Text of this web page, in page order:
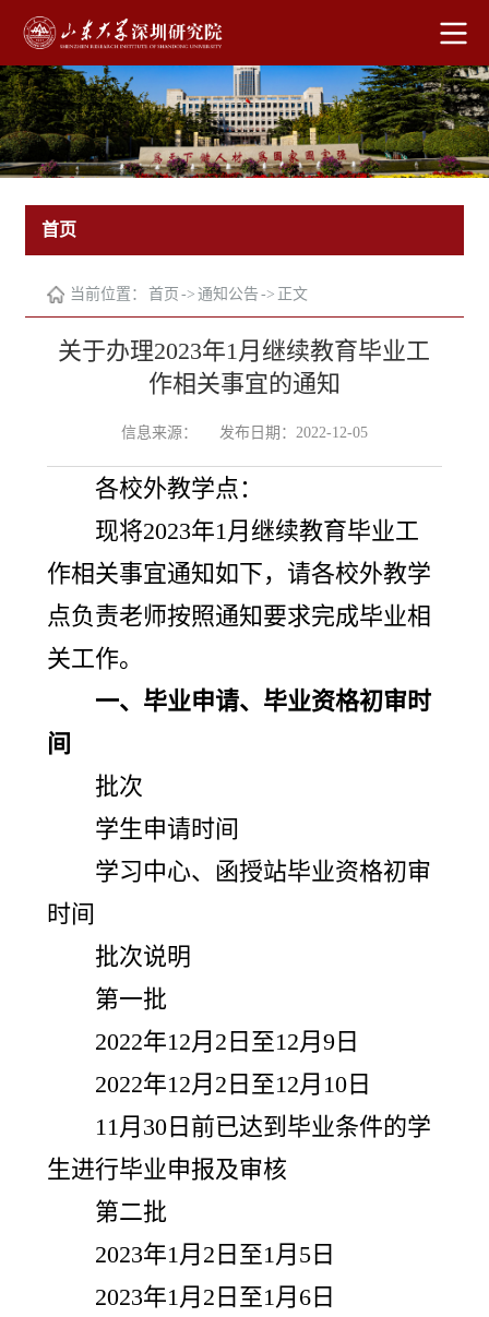
首页
当前位置： 首页 -> 通知公告 -> 正文
关于办理2023年1月继续教育毕业工
作相关事宜的通知
信息来源： 发布日期：2022-12-05
各校外教学点：
现将2023年1月继续教育毕业工
作相关事宜通知如下，请各校外教学
点负责老师按照通知要求完成毕业相
关工作。
一、毕业申请、毕业资格初审时
间
批次
学生申请时间
学习中心、函授站毕业资格初审
时间
批次说明
第一批
2022年12月2日至12月9日
2022年12月2日至12月10日
11月30日前已达到毕业条件的学
生进行毕业申报及审核
第二批
2023年1月2日至1月5日
2023年1月2日至1月6日